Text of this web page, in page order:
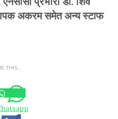
अकरम समेत अन्य स्टाफ
THIS...